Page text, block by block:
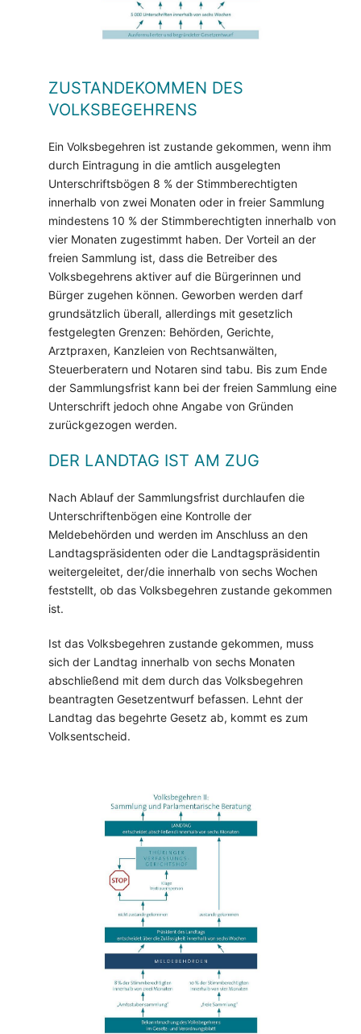
ZUSTANDEKOMMEN DES
VOLKSBEGEHRENS
Ein Volksbegehren ist zustande gekommen, wenn ihm
durch Eintragung in die amtlich ausgelegten
Unterschriftsbögen 8 % der Stimmberechtigten
innerhalb von zwei Monaten oder in freier Sammlung
mindestens 10 % der Stimmberechtigten innerhalb von
vier Monaten zugestimmt haben. Der Vorteil an der
freien Sammlung ist, dass die Betreiber des
Volksbegehrens aktiver auf die Bürgerinnen und
Bürger zugehen können. Geworben werden darf
grundsätzlich überall, allerdings mit gesetzlich
festgelegten Grenzen: Behörden, Gerichte,
Arztpraxen, Kanzleien von Rechtsanwälten,
Steuerberatern und Notaren sind tabu. Bis zum Ende
der Sammlungsfrist kann bei der freien Sammlung eine
Unterschrift jedoch ohne Angabe von Gründen
zurückgezogen werden.
DER LANDTAG IST AM ZUG
Nach Ablauf der Sammlungsfrist durchlaufen die
Unterschriftenbögen eine Kontrolle der
Meldebehörden und werden im Anschluss an den
Landtagspräsidenten oder die Landtagspräsidentin
weitergeleitet, der/die innerhalb von sechs Wochen
feststellt, ob das Volksbegehren zustande gekommen
ist.
Ist das Volksbegehren zustande gekommen, muss
sich der Landtag innerhalb von sechs Monaten
abschließend mit dem durch das Volksbegehren
beantragten Gesetzentwurf befassen. Lehnt der
Landtag das begehrte Gesetz ab, kommt es zum
Volksentscheid.